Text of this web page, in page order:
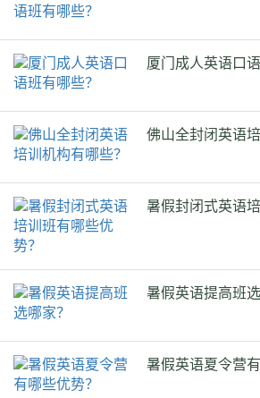
厦门成人英语口
佛山全封闭英语
暑假封闭式英语
暑假英语提高班选
暑假英语夏令营